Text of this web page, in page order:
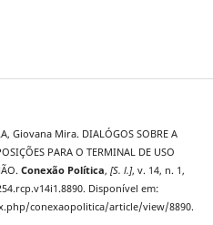
Giovana Mira. DIALÓGOS SOBRE A
PARA O TERMINAL DE USO
Conexão Política, [S. l.], v. 14, n. 1,
Disponível em:
conexaopolitica/article/view/8890.